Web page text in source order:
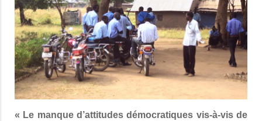
« Le manque d’attitudes démocratiques vis-à-vis de